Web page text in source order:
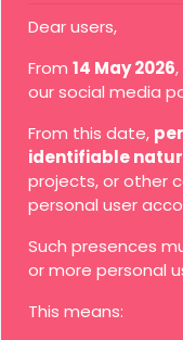
Dear users,
From 14 May 2026
our social media
From this date,
identifiable
projects, or other
personal user
Such presences
or more personal
This means: